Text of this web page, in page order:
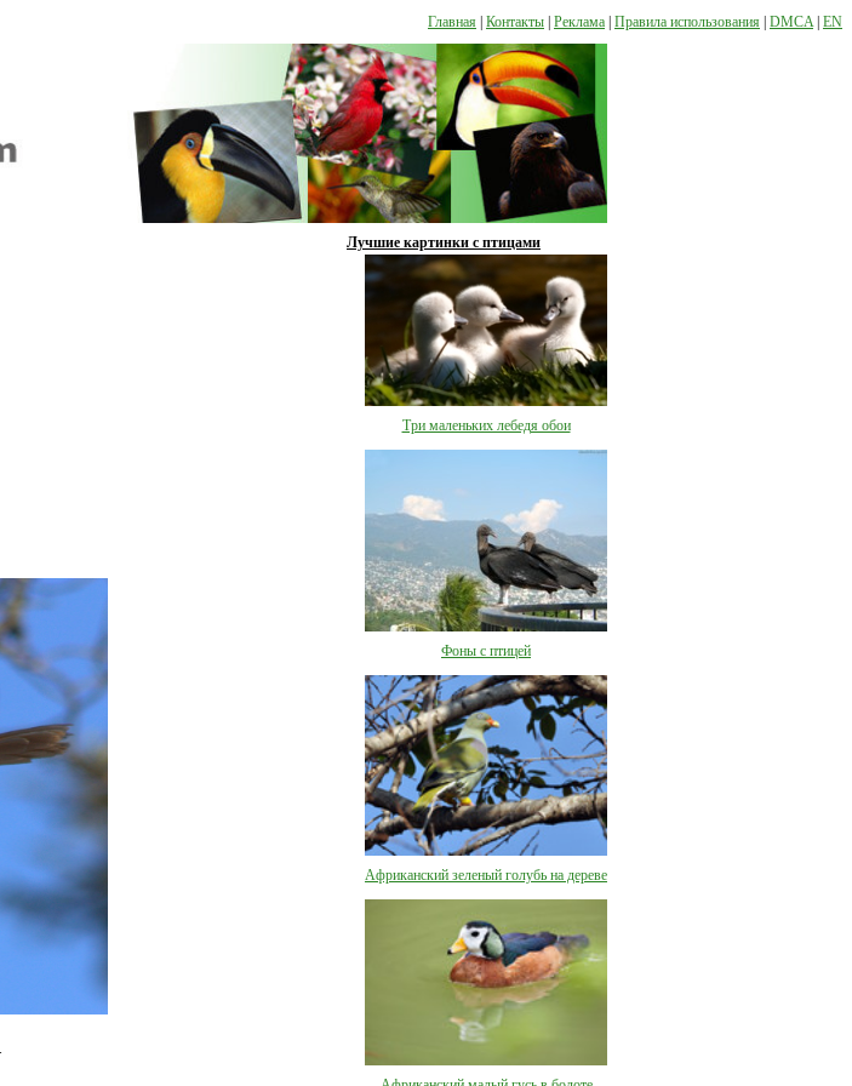
Главная Контакты Реклама Правила использования DMCA EN
Лучшие картинки с птицами
Три маленьких лебедя обои
Фоны с птицей
Африканский зеленый голубь на дереве